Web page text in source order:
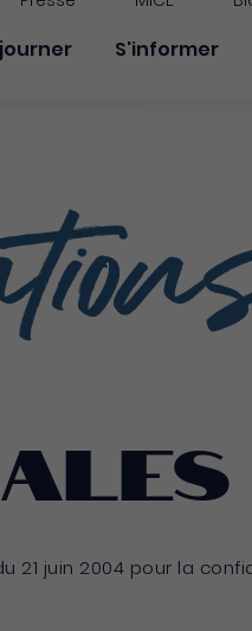
S'informer
juin 2004 pour la